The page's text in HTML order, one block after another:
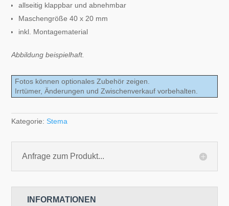
allseitig klappbar und abnehmbar
Maschengröße 40 x 20 mm
inkl. Montagematerial
Abbildung beispielhaft.
Fotos können optionales Zubehör zeigen.
Irrtümer, Änderungen und Zwischenverkauf vorbehalten.
Kategorie:Stema
Anfrage zum Produkt...
INFORMATIONEN